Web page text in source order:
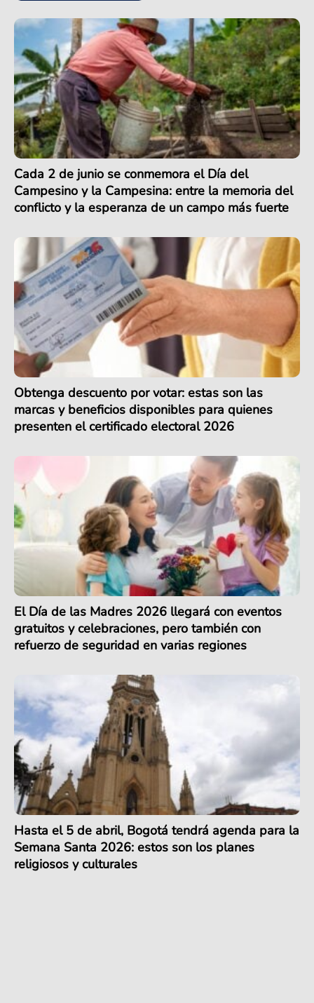
Cada 2 de junio se conmemora el Día del
Campesino y la Campesina: entre la memoria del
conflicto y la esperanza de un campo más fuerte
Obtenga descuento por votar: estas son las
marcas y beneficios disponibles para quienes
presenten el certificado electoral 2026
El Día de las Madres 2026 llegará con eventos
gratuitos y celebraciones, pero también con
refuerzo de seguridad en varias regiones
Hasta el 5 de abril, Bogotá tendrá agenda para la
Semana Santa 2026: estos son los planes
religiosos y culturales